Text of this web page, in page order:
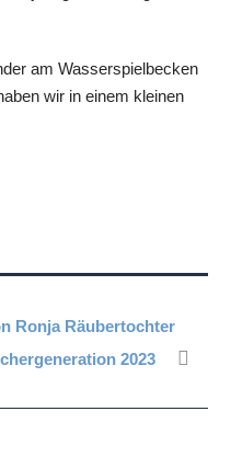
wir in einem kleinen
Ronja Räubertochter
2023